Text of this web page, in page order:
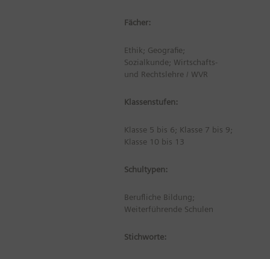
Fächer:
Ethik; Geografie;
Sozialkunde; Wirtschafts-
und Rechtslehre / WVR
Klassenstufen:
Klasse 5 bis 6; Klasse 7 bis 9;
Klasse 10 bis 13
Schultypen:
Berufliche Bildung;
Weiterführende Schulen
Stichworte: